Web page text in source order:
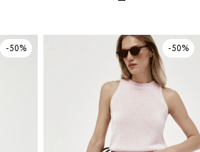
-50% -50%